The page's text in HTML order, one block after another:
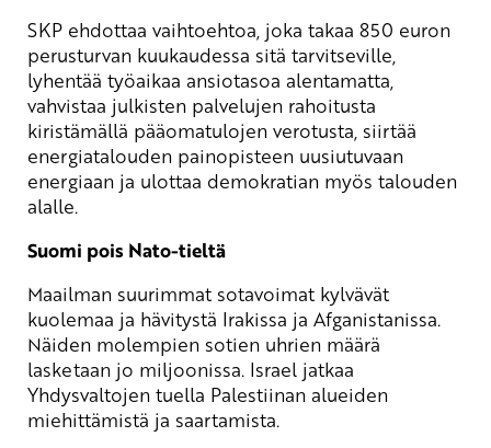
SKP ehdottaa vaihtoehtoa, joka takaa 850 euron
perusturvan kuukaudessa sitä tarvitseville,
lyhentää työaikaa ansiotasoa alentamatta,
vahvistaa julkisten palvelujen rahoitusta
kiristämällä pääomatulojen verotusta, siirtää
energiatalouden painopisteen uusiutuvaan
energiaan ja ulottaa demokratian myös talouden
alalle.
Suomi pois Nato-tieltä
Maailman suurimmat sotavoimat kylvävät
kuolemaa ja hävitystä Irakissa ja Afganistanissa.
Näiden molempien sotien uhrien määrä
lasketaan jo miljoonissa. Israel jatkaa
Yhdysvaltojen tuella Palestiinan alueiden
miehittämistä ja saartamista.